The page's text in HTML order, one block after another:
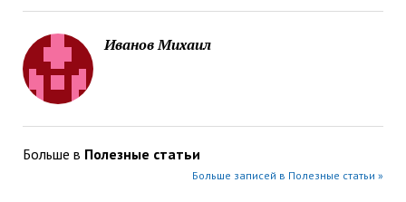
Иванов Михаил
Больше в Полезные статьи
Больше записей в Полезные статьи »